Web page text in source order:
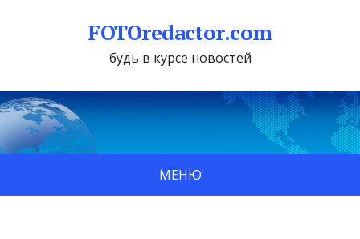
FOTOredactor.com
будь в курсе новостей
МЕНЮ